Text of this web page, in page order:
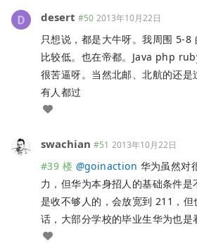
desert #50 2013年10月22日
只想说，都是大牛呀。我周围 5-8
比较低。也在帝都。Java php
很苦逼呀。当然北邮、北航的还
有人都过
swachian #51 2013年10月22日
#39 楼 @goinaction 华为虽然对
力，但华为本身招人的基础条件
是收不够人的，会放宽到 211，
话，大部分学校的毕业生华为也是